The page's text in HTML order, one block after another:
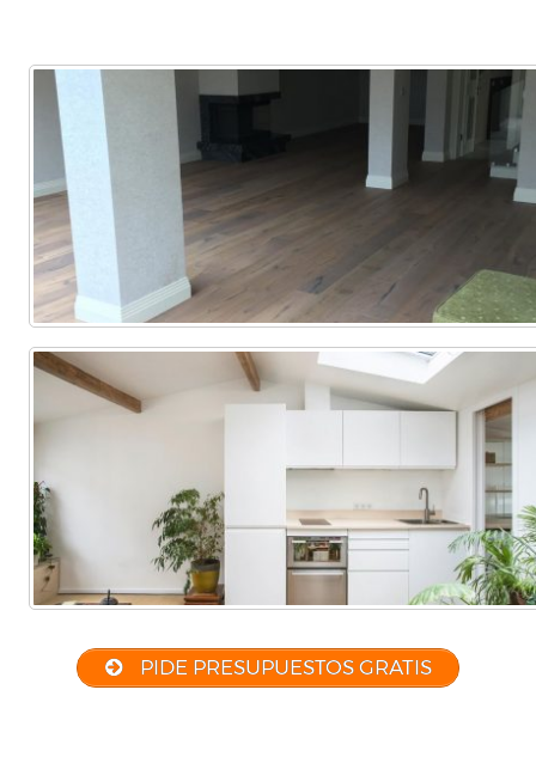
PIDE PRESUPUESTOS GRATIS